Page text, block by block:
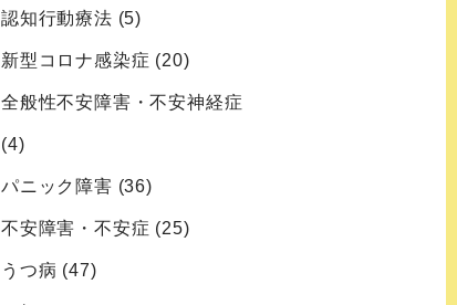
認知行動療法 (5)
新型コロナ感染症 (20)
全般性不安障害・不安神経症
(4)
パニック障害 (36)
不安障害・不安症 (25)
うつ病 (47)